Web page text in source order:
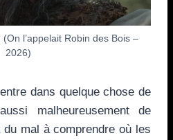
l’appelait Robin des Bois –
2026)
dans quelque chose de
malheureusement de
mal à comprendre où les